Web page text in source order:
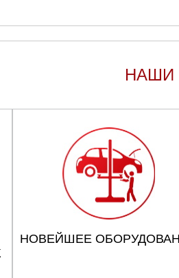
НАШИ
НОВЕЙШЕЕ